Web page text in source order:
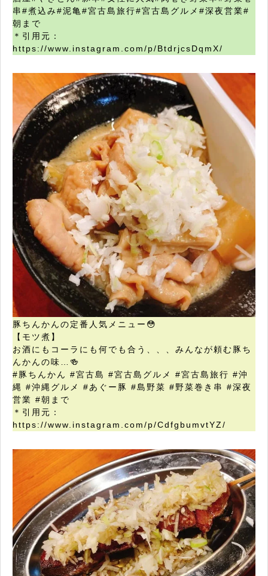
串#煮込み#泥亀#宮古島旅行#宮古島グルメ#深夜営業#
朝まで
＊引用元：
https://www.instagram.com/p/BtdrjcsDqmX/
豚ちんかんの定番人気メニュー😳
【モツ煮】
お酒にもコーラにも何でも合う、、、みんなが頼む豚ち
んかんの味…🍻
#豚ちんかん #宮古島 #宮古島グルメ #宮古島旅行 #沖
縄 #沖縄グルメ #あぐー豚 #島野菜 #野菜巻き串 #深夜
営業 #朝まで
＊引用元：
https://www.instagram.com/p/CdfgbumvtYZ/